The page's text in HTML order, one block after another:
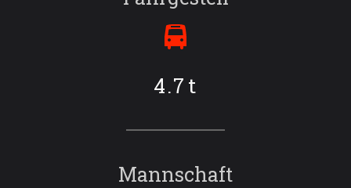
4.7 t
Mannschaft